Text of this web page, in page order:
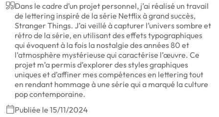
Dans le cadre d’un projet personnel, j’ai réalisé un travail
de lettering inspiré de la série Netflix à grand succès,
Stranger Things. J’ai veillé à capturer l’univers sombre et
rétro de la série, en utilisant des effets typographiques
qui évoquent à la fois la nostalgie des années 80 et
l’atmosphère mystérieuse qui caractérise l’œuvre. Ce
projet m’a permis d’explorer des styles graphiques
uniques et d’affiner mes compétences en lettering tout
en rendant hommage à une série qui a marqué la culture
pop contemporaine.
Publiée le 15/11/2024